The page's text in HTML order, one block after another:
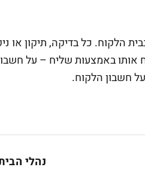
הלקוח. כל בדיקה, תיקון או
באמצעות שליח – על
חשבון הלקוח.
נהלי